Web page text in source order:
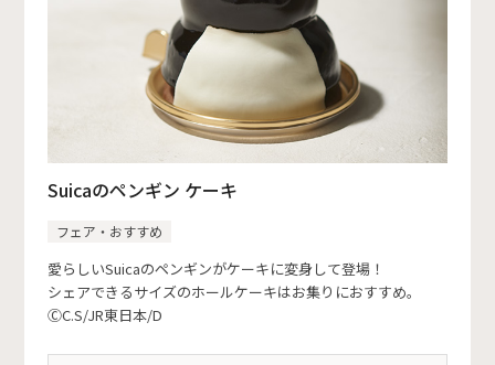
Suicaのペンギン ケーキ
フェア・おすすめ
愛らしいSuicaのペンギンがケーキに変身して登場！
シェアできるサイズのホールケーキはお集りにおすすめ。
ⒸC.S/JR東日本/D